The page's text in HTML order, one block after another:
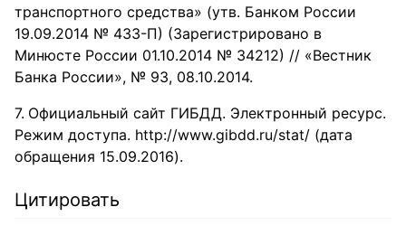
транспортного средства» (утв. Банком России
19.09.2014 № 433-П) (Зарегистрировано в
Минюсте России 01.10.2014 № 34212) // «Вестник
Банка России», № 93, 08.10.2014.
Официальный сайт ГИБДД. Электронный ресурс.
Режим доступа. http://www.gibdd.ru/stat/ (дата
обращения 15.09.2016).
Цитировать